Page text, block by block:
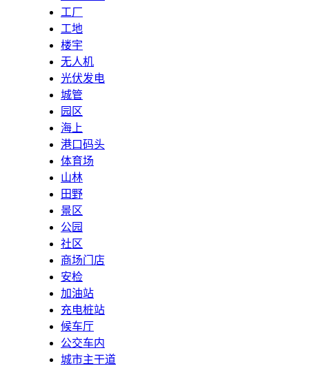
工厂
工地
楼宇
无人机
光伏发电
城管
园区
海上
港口码头
体育场
山林
田野
景区
公园
社区
商场门店
安检
加油站
充电桩站
候车厅
公交车内
城市主干道